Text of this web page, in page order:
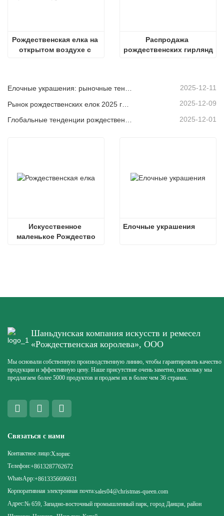
Рождественская елка на
открытом воздухе с
Распродажа
рождественских гирлянд
Елочные украшения: рыночные тенденции, анализ цепочки поставок и руководство по закупкам на 2025 год. 2025-12-11
2025-12-09
2025-12-01
Искусственное
маленькое Рождество
Елочные украшения
Шаньдунская компания искусств и ремесел
«Рождественская королева», ООО
Мы основали собственную производственную линию, чтобы гарантировать качество
продукции и эффективную цену. Наше присутствие очень заметно, поскольку мы
предлагаем более 5000 продуктов и продаем их в более чем 36 странах.
Связаться с нами
Контактное лицо:Хлорис
Телефон:+8613287762672
WhatsApp:+8613356696031
Корпоративная электронная почта:sales04@christmas-queen.com
Адрес:№ 659, Западно-восточный промышленный парк, город Данцзя, район